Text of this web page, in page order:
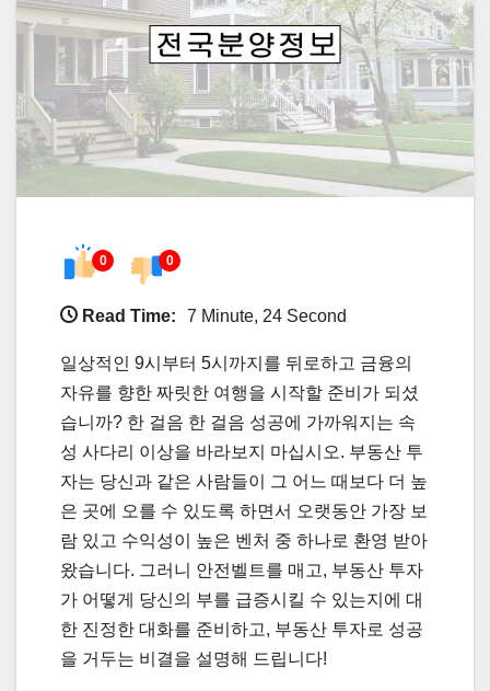
0 0
Read Time: 7 Minute, 24 Second
일상적인 9시부터 5시까지를 뒤로하고 금융의
자유를 향한 짜릿한 여행을 시작할 준비가 되셨
습니까? 한 걸음 한 걸음 성공에 가까워지는 속
성 사다리 이상을 바라보지 마십시오. 부동산 투
자는 당신과 같은 사람들이 그 어느 때보다 더 높
은 곳에 오를 수 있도록 하면서 오랫동안 가장 보
람 있고 수익성이 높은 벤처 중 하나로 환영 받아
왔습니다. 그러니 안전벨트를 매고, 부동산 투자
가 어떻게 당신의 부를 급증시킬 수 있는지에 대
한 진정한 대화를 준비하고, 부동산 투자로 성공
을 거두는 비결을 설명해 드립니다!